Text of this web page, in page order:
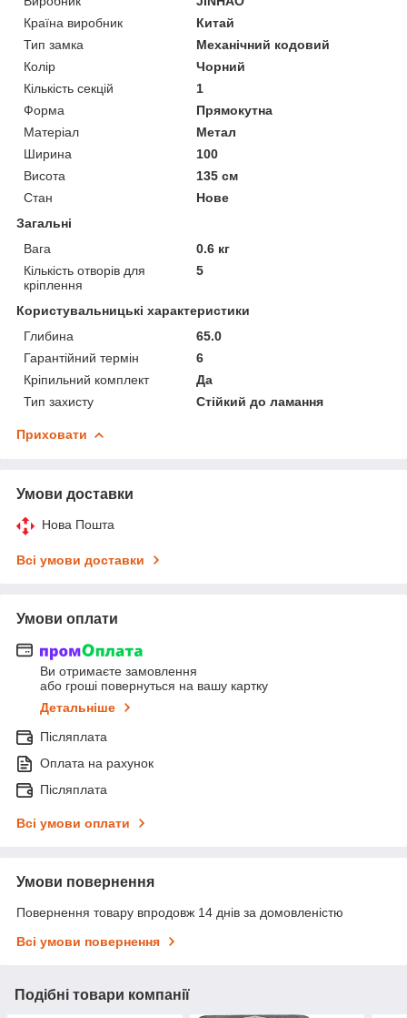
Країна виробник
Китай
Тип замка
Механічний кодовий
Колір
Чорний
Кількість секцій
1
Форма
Прямокутна
Матеріал
Метал
Ширина
100
Висота
135 см
Стан
Нове
Загальні
Вага
0.6 кг
Кількість отворів для
кріплення
5
Користувальницькі характеристики
Глибина
65.0
Гарантійний термін
6
Кріпильний комплект
Да
Тип захисту
Стійкий до ламання
Приховати
Умови доставки
Нова Пошта
Всі умови доставки
Умови оплати
Ви отримаєте замовлення
або гроші повернуться на вашу картку
Детальніше
Післяплата
Оплата на рахунок
Післяплата
Всі умови оплати
Умови повернення
Повернення товару впродовж 14 днів за домовленістю
Всі умови повернення
Подібні товари компанії